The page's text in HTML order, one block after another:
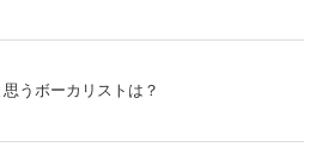
うボーカリストは？